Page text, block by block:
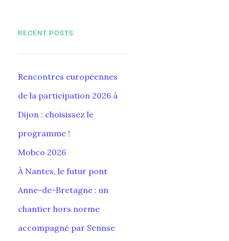
RECENT POSTS
Rencontres européennes
de la participation 2026 à
Dijon : choisissez le
programme !
Mobco 2026
À Nantes, le futur pont
Anne-de-Bretagne : un
chantier hors norme
accompagné par Sennse